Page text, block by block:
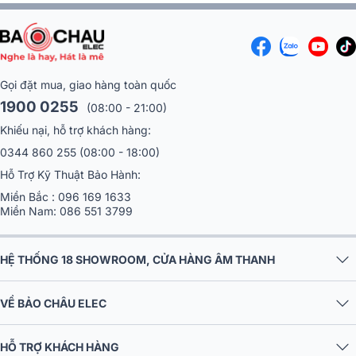
đi thẳng vào bo mạch, gây ra hiện tượng méo tín hiệu liên tục.
Khi đi vào tầng khuếch đại, các xung nhiễu tần số cao này sẽ bị Amply
khuếch đại cùng với tín hiệu âm thanh, sinh ra hiện tượng sôi nền, ù xì
ở dải cao và làm suy giảm độ chi tiết của dải trầm.
nay
Gọi đặt mua, giao hàng toàn quốc
1900 0255
(08:00 - 21:00)
Khiếu nại, hỗ trợ khách hàng:
0344 860 255 (08:00 - 18:00)
Hỗ Trợ Kỹ Thuật Bảo Hành:
Miền Bắc : 096 169 1633
Miền Nam: 086 551 3799
HỆ THỐNG 18 SHOWROOM, CỬA HÀNG ÂM THANH
VỀ BẢO CHÂU ELEC
HỖ TRỢ KHÁCH HÀNG